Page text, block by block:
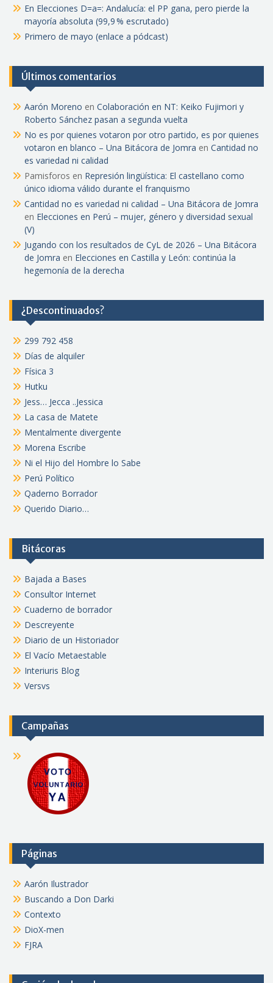
En Elecciones D=a=: Andalucía: el PP gana, pero pierde la
mayoría absoluta (99,9 % escrutado)
Primero de mayo (enlace a pódcast)
Últimos comentarios
Aarón Moreno en Colaboración en NT: Keiko Fujimori y
Roberto Sánchez pasan a segunda vuelta
No es por quienes votaron por otro partido, es por quienes
votaron en blanco – Una Bitácora de Jomra en Cantidad no
es variedad ni calidad
Pamisforos en Represión lingüística: El castellano como
único idioma válido durante el franquismo
Cantidad no es variedad ni calidad – Una Bitácora de Jomra
en Elecciones en Perú – mujer, género y diversidad sexual
(V)
Jugando con los resultados de CyL de 2026 – Una Bitácora
de Jomra en Elecciones en Castilla y León: continúa la
hegemonía de la derecha
¿Descontinuados?
299 792 458
Días de alquiler
Física 3
Hutku
Jess… Jecca ..Jessica
La casa de Matete
Mentalmente divergente
Morena Escribe
Ni el Hijo del Hombre lo Sabe
Perú Político
Qaderno Borrador
Querido Diario…
Bitácoras
Bajada a Bases
Consultor Internet
Cuaderno de borrador
Descreyente
Diario de un Historiador
El Vacío Metaestable
Interiuris Blog
Versvs
Campañas
Páginas
Aarón Ilustrador
Buscando a Don Darki
Contexto
DioX-men
FJRA